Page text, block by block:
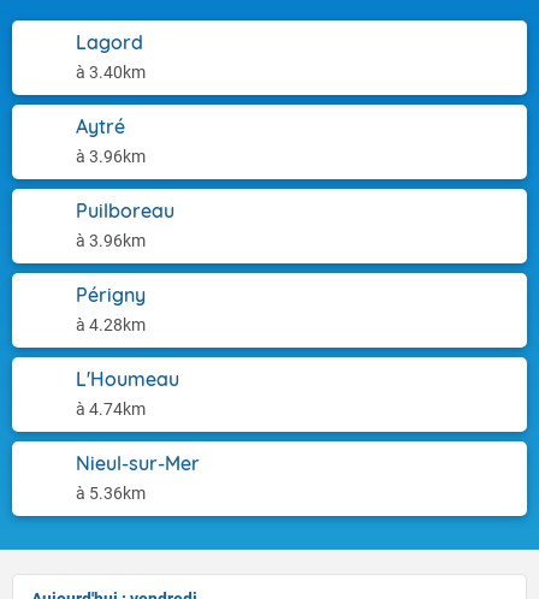
Lagord
à 3.40km
Aytré
à 3.96km
Puilboreau
à 3.96km
Périgny
à 4.28km
L'Houmeau
à 4.74km
Nieul-sur-Mer
à 5.36km